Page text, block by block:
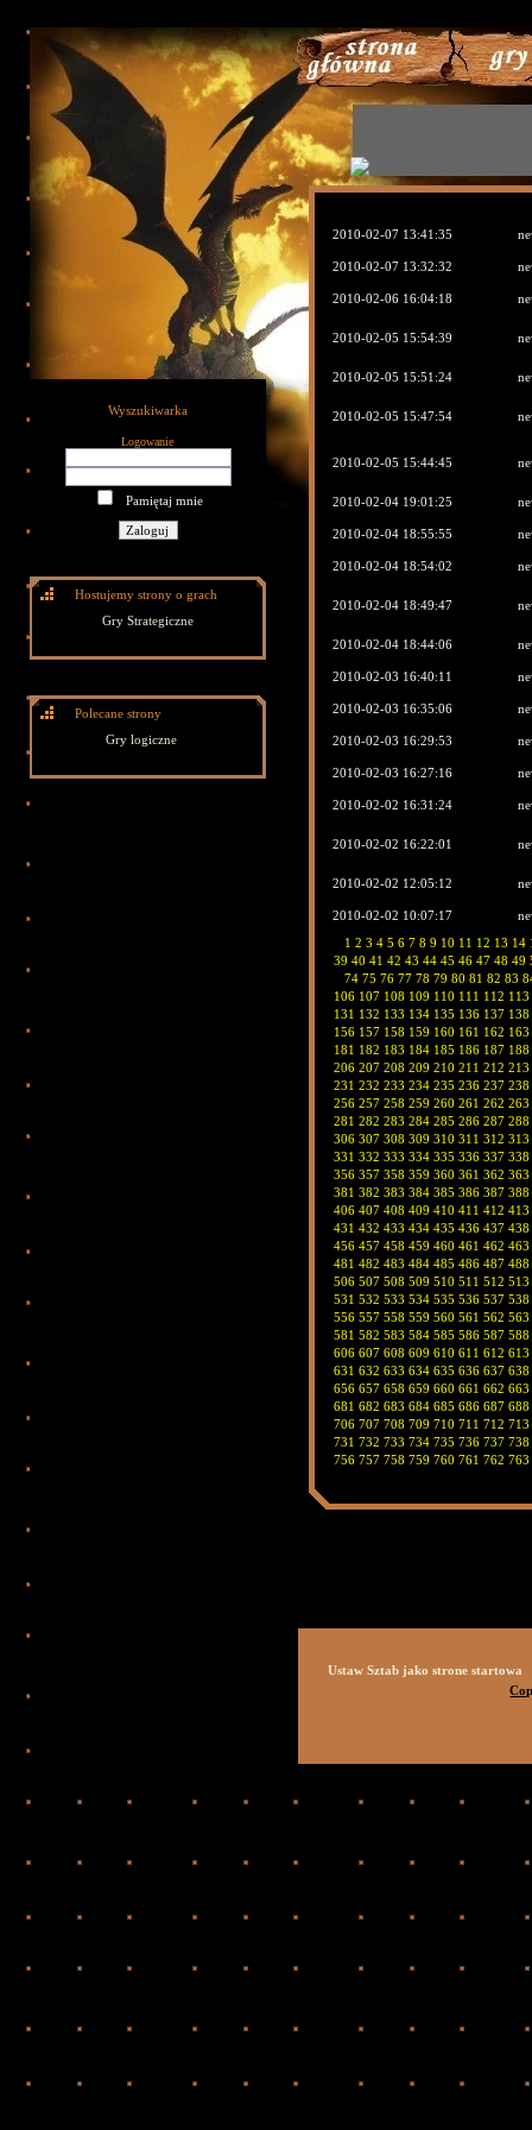
Wyszukiwarka
Logowanie
Pamiętaj mnie
Hostujemy strony o grach
Gry Strategiczne
Polecane strony
Gry logiczne
2010-02-07 13:41:35
2010-02-07 13:32:32
2010-02-06 16:04:18
2010-02-05 15:54:39
2010-02-05 15:51:24
2010-02-05 15:47:54
2010-02-05 15:44:45
2010-02-04 19:01:25
2010-02-04 18:55:55
2010-02-04 18:54:02
2010-02-04 18:49:47
2010-02-04 18:44:06
2010-02-03 16:40:11
2010-02-03 16:35:06
2010-02-03 16:29:53
2010-02-03 16:27:16
2010-02-02 16:31:24
2010-02-02 16:22:01
2010-02-02 12:05:12
2010-02-02 10:07:17
1 2 3 4 5 6 7 8 9 10 11 12 13 14
39 40 41 42 43 44 45 46 47 48 49
74 75 76 77 78 79 80 81 82 83
106 107 108 109 110 111 112 113
131 132 133 134 135 136 137 138
156 157 158 159 160 161 162 163
181 182 183 184 185 186 187 188
206 207 208 209 210 211 212 213
231 232 233 234 235 236 237 238
256 257 258 259 260 261 262 263
281 282 283 284 285 286 287 288
306 307 308 309 310 311 312 313
331 332 333 334 335 336 337 338
356 357 358 359 360 361 362 363
381 382 383 384 385 386 387 388
406 407 408 409 410 411 412 413
431 432 433 434 435 436 437 438
456 457 458 459 460 461 462 463
481 482 483 484 485 486 487 488
506 507 508 509 510 511 512 513
531 532 533 534 535 536 537 538
556 557 558 559 560 561 562 563
581 582 583 584 585 586 587 588
606 607 608 609 610 611 612 613
631 632 633 634 635 636 637 638
656 657 658 659 660 661 662 663
681 682 683 684 685 686 687 688
706 707 708 709 710 711 712 713
731 732 733 734 735 736 737 738
756 757 758 759 760 761 762 763
Ustaw Sztab jako strone startowa